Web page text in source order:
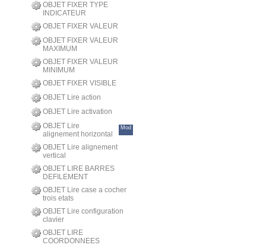
OBJET FIXER TYPE
INDICATEUR
OBJET FIXER VALEUR
OBJET FIXER VALEUR
MAXIMUM
OBJET FIXER VALEUR
MINIMUM
OBJET FIXER VISIBLE
OBJET Lire action
OBJET Lire activation
OBJET Lire
alignement horizontal
Mod
OBJET Lire alignement
vertical
OBJET LIRE BARRES
DEFILEMENT
OBJET Lire case a cocher
trois etats
OBJET Lire configuration
clavier
OBJET LIRE
COORDONNEES